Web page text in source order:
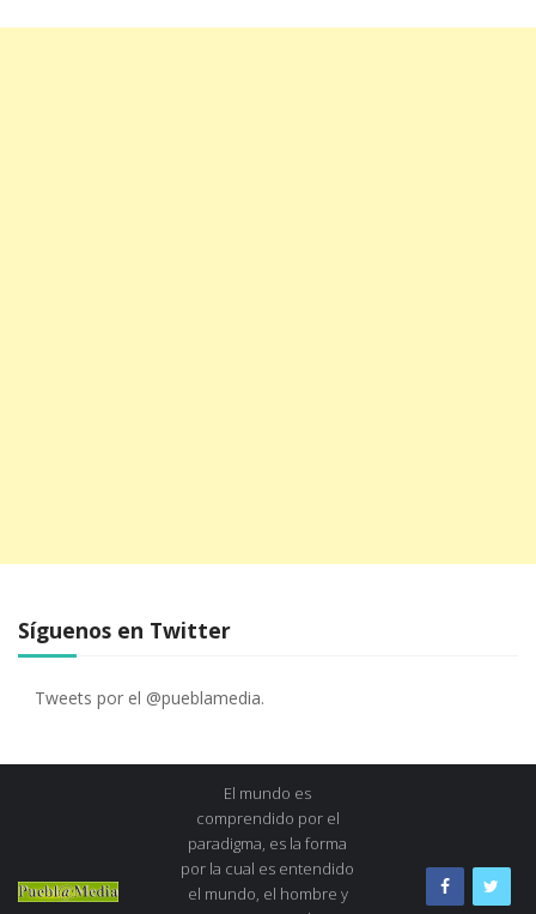
Síguenos en Twitter
Tweets por el @pueblamedia.
El mundo es
comprendido por el
paradigma, es la forma
por la cual es entendido
el mundo, el hombre y